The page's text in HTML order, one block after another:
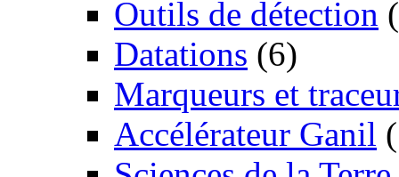
Outils de détection
Datations (6)
Marqueurs et
Accélérateur Ganil